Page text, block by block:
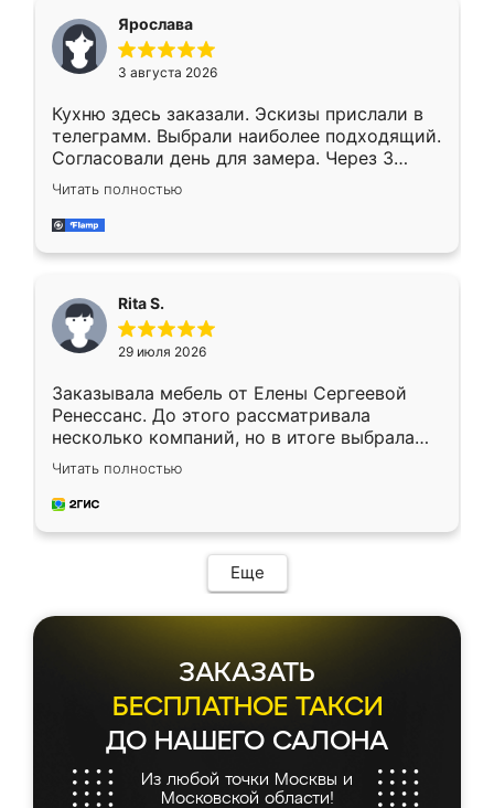
Ярослава
3 августа 2026
Кухню здесь заказали. Эскизы прислали в
телеграмм. Выбрали наиболее подходящий.
Согласовали день для замера. Через 3
недели кухня была уже готова. Остались
довольны работой. Спасибо Ренессанс
мебель за качественную работу!
Читать полностью
Rita S.
29 июля 2026
Заказывала мебель от Елены Сергеевой
Ренессанс. До этого рассматривала
несколько компаний, но в итоге выбрала
эту. Сначала обговорили условия, потом
приехал замерщик, всё спокойно объяснил
и снял размеры. Изготовили в срок, с
мебель сразу встала на свое место без
каких-либо доработок. Качеством осталась
довольна, все выглядит так, как и ожидала.
Читать полностью
Еще
ЗАКАЗАТЬ
БЕСПЛАТНОЕ ТАКСИ
ДО НАШЕГО САЛОНА
Из любой точки Москвы и
Московской области!